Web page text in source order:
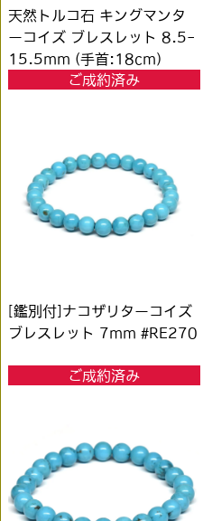
天然トルコ石 キングマンタ
ーコイズ ブレスレット 8.5-
15.5mm (手首:18cm)
ご成約済み
[鑑別付]ナコザリターコイズ
ブレスレット 7mm #RE270
ご成約済み